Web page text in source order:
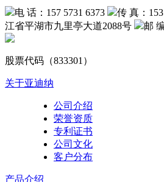
电 话：157 5731 6373 传 真：
江省平湖市九里亭大道2088号
邮
股票代码（833301）
关于亚迪纳
公司介绍
荣誉资质
专利证书
公司文化
客户分布
产品介绍